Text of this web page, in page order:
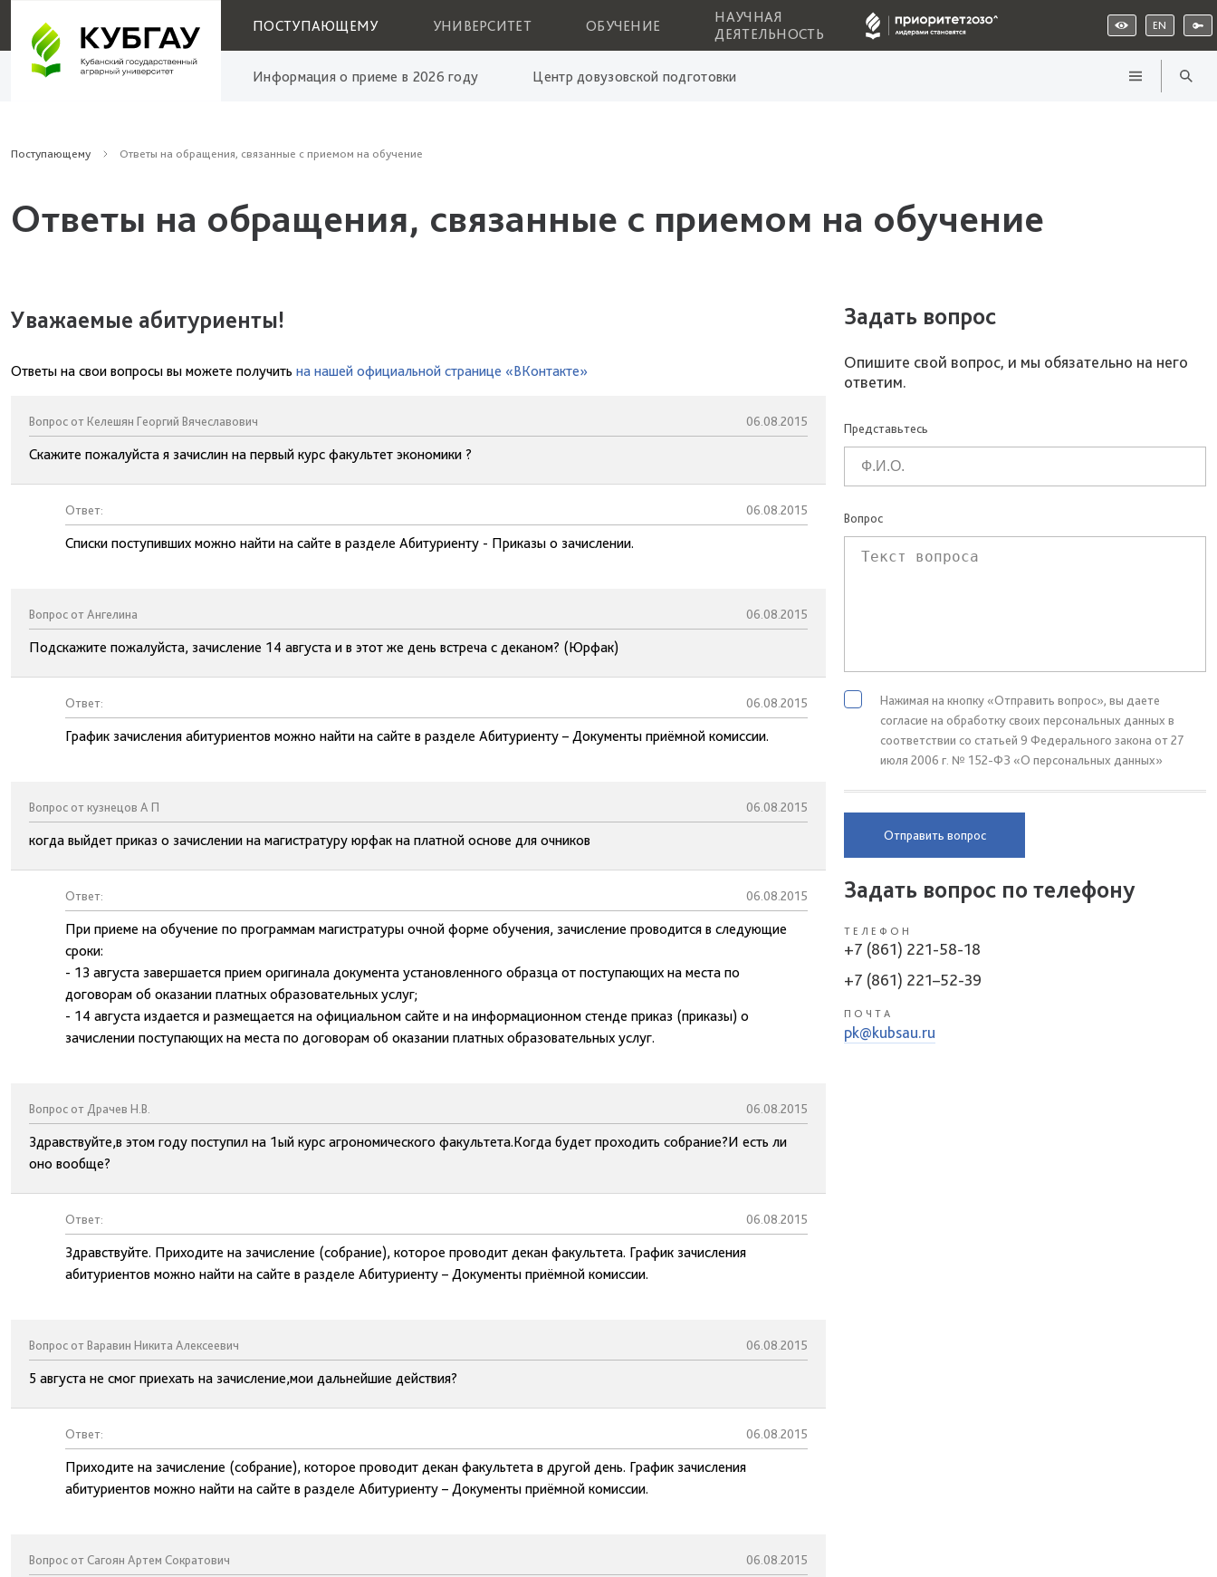
ПОСТУПАЮЩЕМУ УНИВЕРСИТЕТ ОБУЧЕНИЕ
НАУЧНАЯ
ДЕЯТЕЛЬНОСТЬ
EN
Информация о приеме в 2026 году Центр довузовской подготовки
Поступающему Ответы на обращения, связанные с приемом на обучение
Ответы на обращения, связанные с приемом на обучение
Уважаемые абитуриенты!
Ответы на свои вопросы вы можете получить на нашей официальной странице «ВКонтакте»
Вопрос от Келешян Георгий Вячеславович 06.08.2015
Скажите пожалуйста я зачислин на первый курс факультет экономики ?
Ответ: 06.08.2015
Списки поступивших можно найти на сайте в разделе Абитуриенту - Приказы о зачислении.
Вопрос от Ангелина 06.08.2015
Подскажите пожалуйста, зачисление 14 августа и в этот же день встреча с деканом? (Юрфак)
Ответ: 06.08.2015
График зачисления абитуриентов можно найти на сайте в разделе Абитуриенту – Документы приёмной комиссии.
Вопрос от кузнецов А П 06.08.2015
когда выйдет приказ о зачислении на магистратуру юрфак на платной основе для очников
Ответ: 06.08.2015
При приеме на обучение по программам магистратуры очной форме обучения, зачисление проводится в следующие
сроки:
- 13 августа завершается прием оригинала документа установленного образца от поступающих на места по
договорам об оказании платных образовательных услуг;
- 14 августа издается и размещается на официальном сайте и на информационном стенде приказ (приказы) о
зачислении поступающих на места по договорам об оказании платных образовательных услуг.
Вопрос от Драчев Н.В. 06.08.2015
Здравствуйте,в этом году поступил на 1ый курс агрономического факультета.Когда будет проходить собрание?И есть ли
оно вообще?
Ответ: 06.08.2015
Здравствуйте. Приходите на зачисление (собрание), которое проводит декан факультета. График зачисления
абитуриентов можно найти на сайте в разделе Абитуриенту – Документы приёмной комиссии.
Вопрос от Варавин Никита Алексеевич 06.08.2015
5 августа не смог приехать на зачисление,мои дальнейшие действия?
Ответ: 06.08.2015
Приходите на зачисление (собрание), которое проводит декан факультета в другой день. График зачисления
абитуриентов можно найти на сайте в разделе Абитуриенту – Документы приёмной комиссии.
Вопрос от Сагоян Артем Сократович 06.08.2015
Задать вопрос
Опишите свой вопрос, и мы обязательно на него
ответим.
Представьтесь
Вопрос
Нажимая на кнопку «Отправить вопрос», вы даете
согласие на обработку своих персональных данных в
соответствии со статьей 9 Федерального закона от 27
июля 2006 г. № 152-ФЗ «О персональных данных»
Отправить вопрос
Задать вопрос по телефону
ТЕЛЕФОН
+7 (861) 221-58-18
+7 (861) 221–52-39
ПОЧТА
pk@kubsau.ru